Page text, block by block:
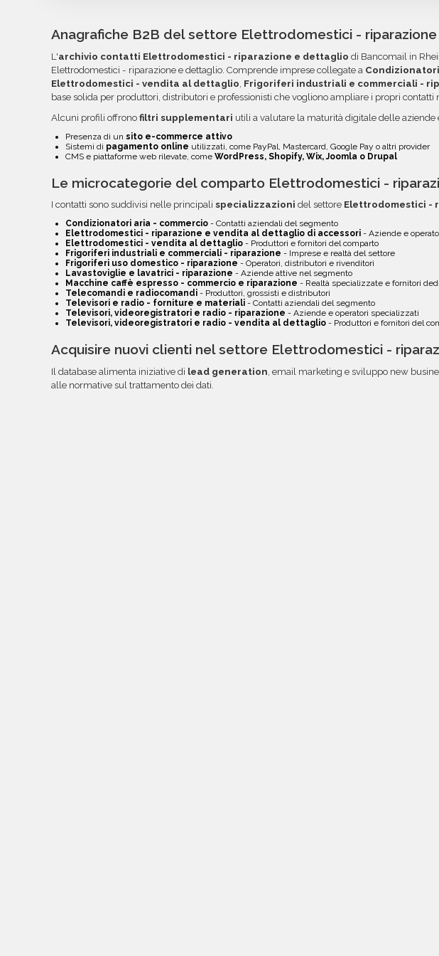
essere importati nei tuoi strumenti di invio. Ogni campo è organizzato in
colonne per semplificare la lettura, l'ordinamento e l'utilizzo dei dati.
volta pronti, troverai file e documentazione nella tua area riservata,
link diretto via email.
Anagrafiche B2B del settore Elettrodomestici -
L'archivio contatti Elettrodomestici - riparazione e dettaglio di Bancomail in
Elettrodomestici - riparazione e dettaglio. Comprende imprese collegate a
Elettrodomestici - vendita al dettaglio Frigoriferi industriali e commerciali -
base solida per produttori, distributori e professionisti che vogliono ampliare i propri contatti
Alcuni profili offrono filtri supplementari utili a valutare la maturità digitale delle aziende
Presenza di un sito e-commerce attivo
Sistemi di pagamento online utilizzati, come PayPal, Mastercard, Google Pay o altri provider
CMS e piattaforme web rilevate, come WordPress, Shopify, Wix, Joomla o Drupal
Le microcategorie del comparto Elettrodomestici -
I contatti sono suddivisi nelle principali specializzazioni del settore Elettrodomestici -
Condizionatori aria - commercio - Contatti aziendali del segmento
Elettrodomestici - riparazione e vendita al dettaglio di accessori - Aziende e
Elettrodomestici - vendita al dettaglio - Produttori e fornitori del comparto
Frigoriferi industriali e commerciali - riparazione - Imprese e realtà del settore
Frigoriferi uso domestico - riparazione - Operatori, distributori e rivenditori
Lavastoviglie e lavatrici - riparazione - Aziende attive nel segmento
Macchine caffè espresso - commercio e riparazione - Realtà specializzate e fornitori
Telecomandi e radiocomandi - Produttori, grossisti e distributori
Televisori e radio - forniture e materiali - Contatti aziendali del segmento
Televisori, videoregistratori e radio - riparazione - Aziende e operatori specializzati
Televisori, videoregistratori e radio - vendita al dettaglio - Produttori e fornitori del
Acquisire nuovi clienti nel settore Elettrodomestici -
Il database alimenta iniziative di lead generation , email marketing e sviluppo new
alle normative sul trattamento dei dati.